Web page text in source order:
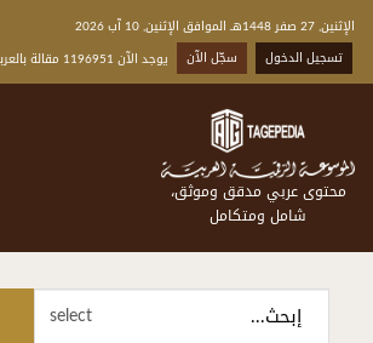
الإثنين, 27 صفر 1448هـ الموافق الإثنين, 10 آب 2026
تسجيل الدخول
سجّل الآن يوجد الآن 1196951 مقالة بالعربية
محتوى عربي مدقق وموثق،
شامل ومتكامل
select